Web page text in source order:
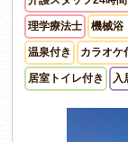
理学療法士 機械浴
温泉付き カラオケ
居室トイレ付き 入